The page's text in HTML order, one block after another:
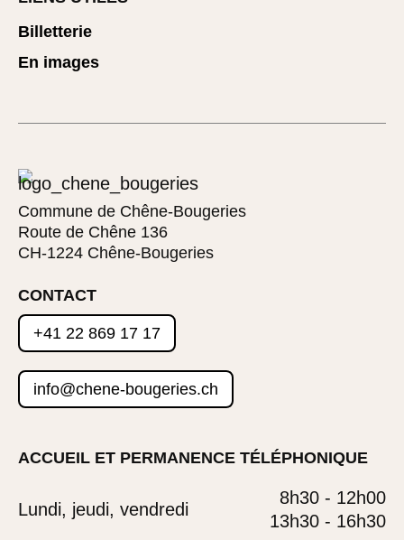
Billetterie
En images
Commune de Chêne-Bougeries
Route de Chêne 136
CH-1224 Chêne-Bougeries
CONTACT
+41 22 869 17 17
info@chene-bougeries.ch
ACCUEIL ET PERMANENCE TÉLÉPHONIQUE
Lundi, jeudi, vendredi
8h30 - 12h00
13h30 - 16h30